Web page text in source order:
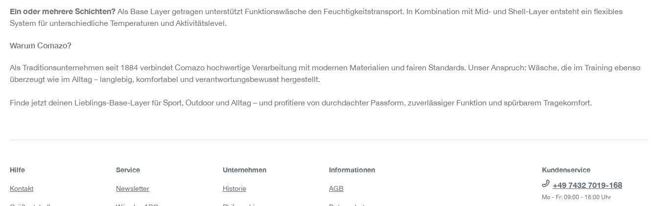
Ein oder mehrere Schichten? Als Base Layer getragen unterstützt Funktionswäsche den Feuchtigkeitstransport. In Kombination mit Mid- und Shell-Layer entsteht ein flexibles
System für unterschiedliche Temperaturen und Aktivitätslevel.
Warum Comazo?
Als Traditionsunternehmen seit 1884 verbindet Comazo hochwertige Verarbeitung mit modernen Materialien und fairen Standards. Unser Anspruch: Wäsche, die im Training ebenso
überzeugt wie im Alltag – langlebig, komfortabel und verantwortungsbewusst hergestellt.
Finde jetzt deinen Lieblings-Base-Layer für Sport, Outdoor und Alltag – und profitiere von durchdachter Passform, zuverlässiger Funktion und spürbarem Tragekomfort.
Hilfe
Kontakt
Service
Newsletter
Unternehmen
Historie
Informationen
AGB
Kundenservice
+49 7432 7019-168
Mo - Fr: 09:00 - 16:00 Uhr